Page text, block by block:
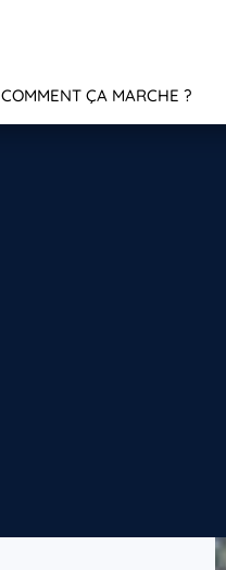
COMMENT ÇA MARCHE ?